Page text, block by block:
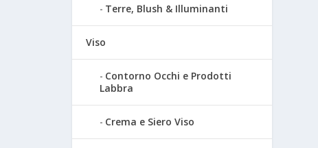
Terre, Blush & Illuminanti
Viso
Contorno Occhi e Prodotti
Labbra
Crema e Siero Viso